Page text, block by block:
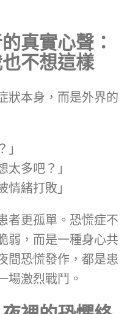
真實心聲：
不想這樣
狀本身，而是外界的
」
太多吧？」
情緒打敗」
者更孤單。恐慌症不
弱，而是一種身心共
間恐慌發作，都是患
場激烈戰鬥。